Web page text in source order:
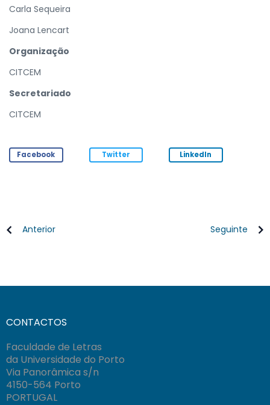
Carla Sequeira
Joana Lencart
Organização
CITCEM
Secretariado
CITCEM
Facebook Twitter LinkedIn
Anterior Seguinte
CONTACTOS
Faculdade de Letras
da Universidade do Porto
Via Panorâmica s/n
4150-564 Porto
PORTUGAL